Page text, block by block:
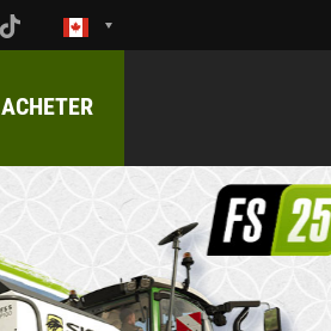
ACHETER